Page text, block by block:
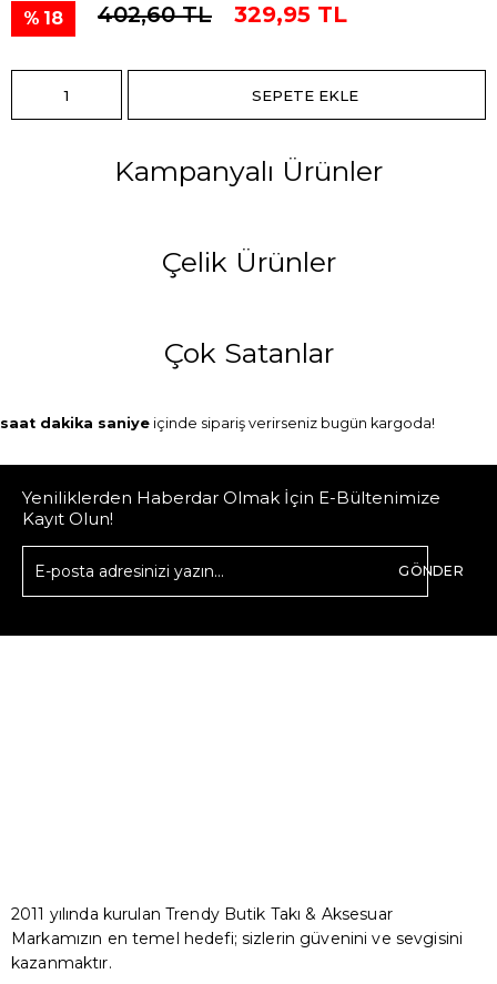
18 402,60 TL 329,95 TL
Kampanyalı Ürünler
Çelik Ürünler
Çok Satanlar
saat dakika saniye içinde sipariş verirseniz bugün kargoda!
Yeniliklerden Haberdar Olmak İçin E-Bültenimize
Kayıt Olun!
GÖNDER
2011 yılında kurulan Trendy Butik Takı & Aksesuar
Markamızın en temel hedefi; sizlerin güvenini ve sevgisini
kazanmaktır.